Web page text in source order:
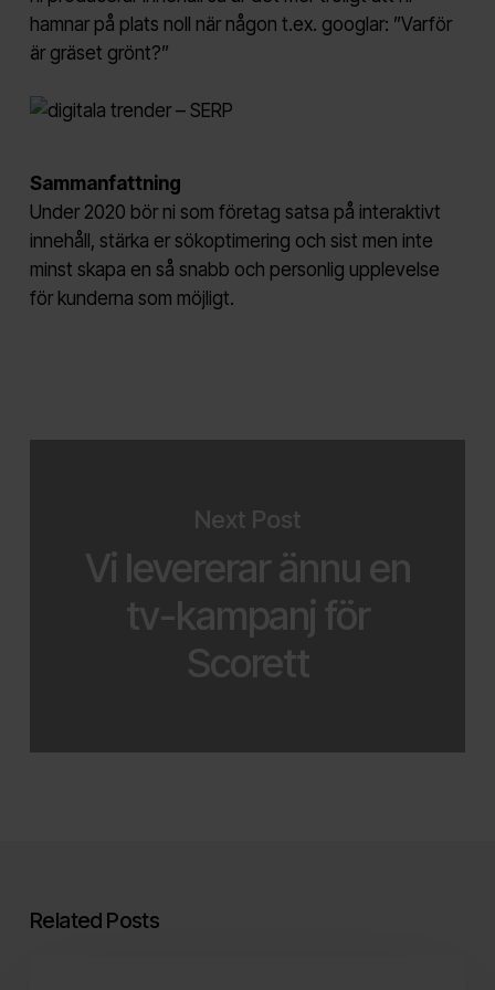
hamnar på plats noll när någon t.ex. googlar: ”Varför
är gräset grönt?”
Sammanfattning
Under 2020 bör ni som företag satsa på interaktivt
innehåll, stärka er sökoptimering och sist men inte
minst skapa en så snabb och personlig upplevelse
för kunderna som möjligt.
Next Post
Vi levererar ännu en
tv-kampanj för
Scorett
Related Posts